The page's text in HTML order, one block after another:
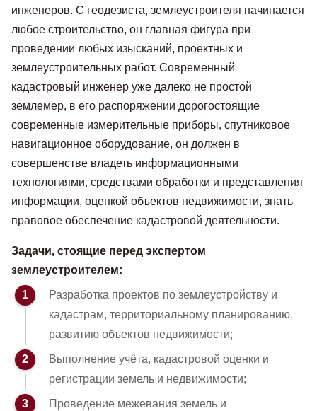
инженеров. С геодезиста, землеустроителя начинается
любое строительство, он главная фигура при
проведении любых изысканий, проектных и
землеустроительных работ. Современный
кадастровый инженер уже далеко не простой
землемер, в его распоряжении дорогостоящие
современные измерительные приборы, спутниковое
навигационное оборудование, он должен в
совершенстве владеть информационными
технологиями, средствами обработки и представления
информации, оценкой объектов недвижимости, знать
правовое обеспечение кадастровой деятельности.
Задачи, стоящие перед экспертом
землеустроителем:
Разработка проектов по землеустройству и
кадастрам, территориальному планированию,
развитию объектов недвижимости;
Выполнение учёта, кадастровой оценки и
регистрации земель и недвижимости;
Проведение межевания земель и